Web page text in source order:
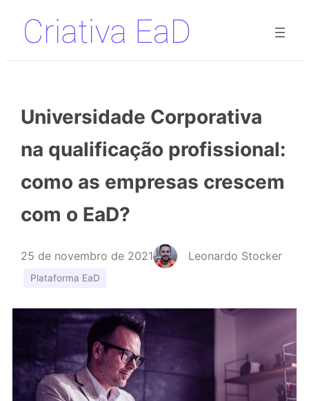
Pular
para
Universidade Corporativa
na qualificação profissional:
como as empresas crescem
com o EaD?
25 de novembro de 2021 Leonardo Stocker
Plataforma EaD